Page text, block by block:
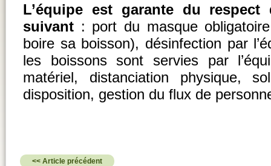
L’équipe est garante du
suivant : port du masque
boire sa boisson), désinfection par
les boissons sont servies par
matériel, distanciation physique,
disposition, gestion du flux de
<< Article précédent